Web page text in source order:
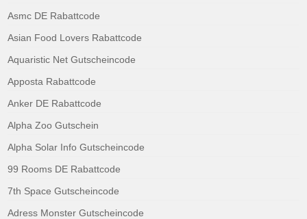
Asmc DE Rabattcode
Asian Food Lovers Rabattcode
Aquaristic Net Gutscheincode
Apposta Rabattcode
Anker DE Rabattcode
Alpha Zoo Gutschein
Alpha Solar Info Gutscheincode
99 Rooms DE Rabattcode
7th Space Gutscheincode
Adress Monster Gutscheincode